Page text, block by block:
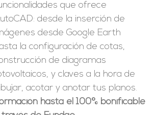
que ofrece
desde la inserción de
desde Google Earth
la configuración de cotas,
de diagramas
y claves a la hora de
acotar y anotar tus planos.
hasta el 100% bonificable